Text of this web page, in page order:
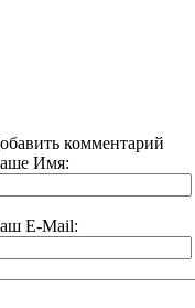
комментарий
Имя:
E-Mail: